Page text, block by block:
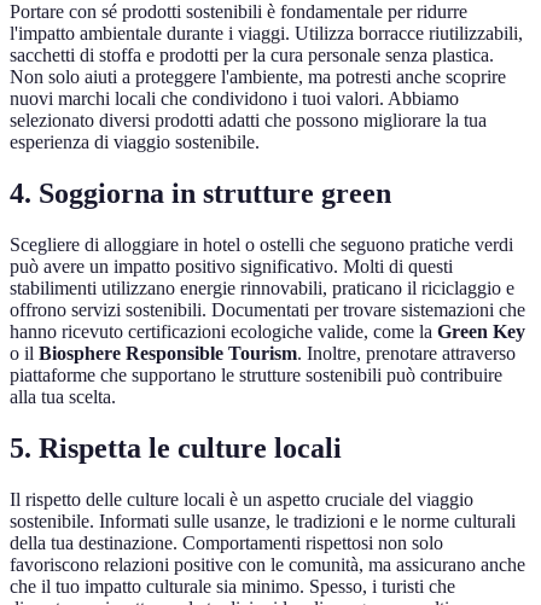
Portare con sé prodotti sostenibili è fondamentale per ridurre
l'impatto ambientale durante i viaggi. Utilizza borracce riutilizzabili,
sacchetti di stoffa e prodotti per la cura personale senza plastica.
Non solo aiuti a proteggere l'ambiente, ma potresti anche scoprire
nuovi marchi locali che condividono i tuoi valori. Abbiamo
selezionato diversi prodotti adatti che possono migliorare la tua
esperienza di viaggio sostenibile.
4. Soggiorna in strutture green
Scegliere di alloggiare in hotel o ostelli che seguono pratiche verdi
può avere un impatto positivo significativo. Molti di questi
stabilimenti utilizzano energie rinnovabili, praticano il riciclaggio e
offrono servizi sostenibili. Documentati per trovare sistemazioni che
hanno ricevuto certificazioni ecologiche valide, come la Green Key
o il Biosphere Responsible Tourism. Inoltre, prenotare attraverso
piattaforme che supportano le strutture sostenibili può contribuire
alla tua scelta.
5. Rispetta le culture locali
Il rispetto delle culture locali è un aspetto cruciale del viaggio
sostenibile. Informati sulle usanze, le tradizioni e le norme culturali
della tua destinazione. Comportamenti rispettosi non solo
favoriscono relazioni positive con le comunità, ma assicurano anche
che il tuo impatto culturale sia minimo. Spesso, i turisti che